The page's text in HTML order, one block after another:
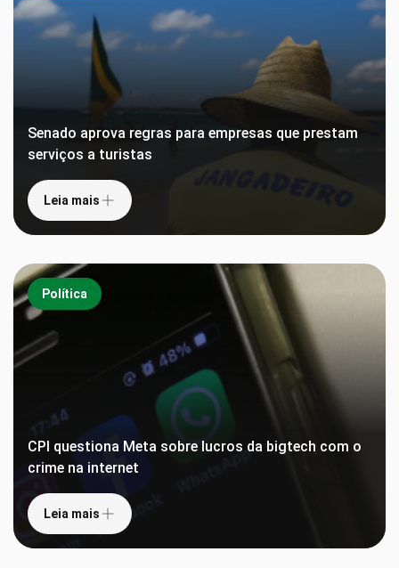
Senado aprova regras para empresas que prestam
serviços a turistas
Leia mais
Política
CPI questiona Meta sobre lucros da bigtech com o
crime na internet
Leia mais